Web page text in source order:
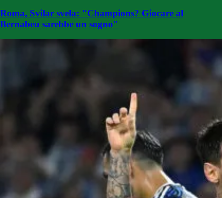
Roma, Svilar svela: "Champions? Giocare al
Bernabeu sarebbe un sogno"